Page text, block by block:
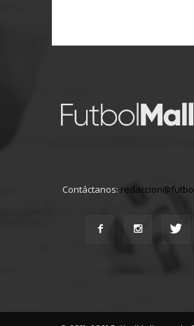
Contáctanos: